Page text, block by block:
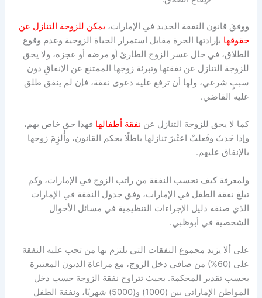
ووفقَ قانون النفقة الجديد في الإمارات، يمكن للزوجة التنازل عن
حقوقها بإرادتها الحرة مقابل استمرار الحياة الزوجية وعدم وقوع
الطلاق، في حال عسر الزوج الطارئ أو مرضه أو عجزه، ولا يحق
للزوجة التنازل عن نفقتها وتبرئة زوجها الممتنع عن الإنفاقِ دون
سببٍ شرعي، ولها أن ترفع عليه دعوى نفقة، فإن لم ينفق طلق
عليه القاضي.
كما لا يحق للزوجة التنازل عن نفقة أطفالها فهذا حق خاص بهم،
وإذا حَدثَ وفَعلتْ اعتُبرَ تنازلها باطلًا بحكم القانون، وأُلزِمَ زوجها
بالإنفاق عليهم.
ولمعرفة كيف تحسب النفقة من راتب الزوج في الإمارات، وكم
تبلغ نفقة الطفل في الإمارات، وفق جدول النفقة في الإمارات
الذي صنفه دليل الإجراءات التنظيمية في مسائل الأحوال
الشخصية في أبوظبي.
على ألا يزيد مجموع النفقات التي يلتزم بها من تجب عليه النفقة
على (60%) من صافي دخل الزوج، مع مراعاة الديون المعتبرة
بحسب تقدير المحكمة. بحيث تتراوح نفقة الزوجة حسب دخل
المواطن الإماراتي بين (1000) و(5000) شهريًا، ونفقة الطفل